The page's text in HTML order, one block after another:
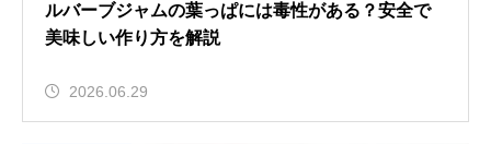
ルバーブジャムの葉っぱには毒性がある？安全で
美味しい作り方を解説
2026.06.29